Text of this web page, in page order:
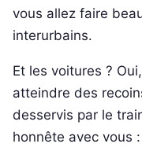
vous allez faire
interurbains.
Et les voitures ?
atteindre des
desservis par le
honnête avec vous